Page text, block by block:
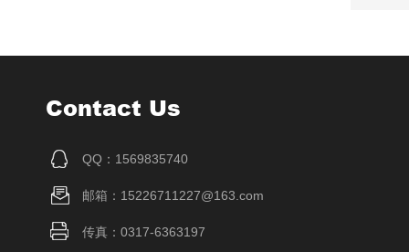
Contact Us
QQ：1569835740
邮箱：15226711227@163.com
传真：0317-6363197